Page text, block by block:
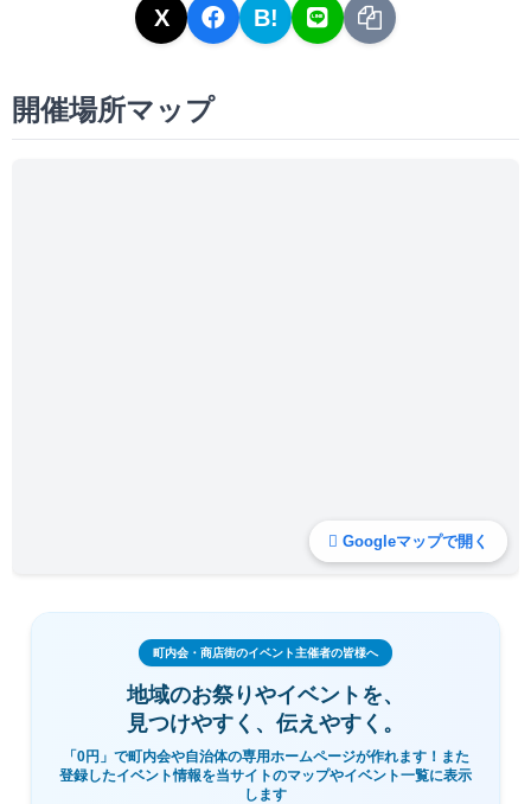
X B!
開催場所マップ
Googleマップで開く
町内会・商店街のイベント主催者の皆様へ
地域のお祭りやイベントを、
見つけやすく、伝えやすく。
「0円」で町内会や自治体の専用ホームページが作れます！また
登録したイベント情報を当サイトのマップやイベント一覧に表示
します